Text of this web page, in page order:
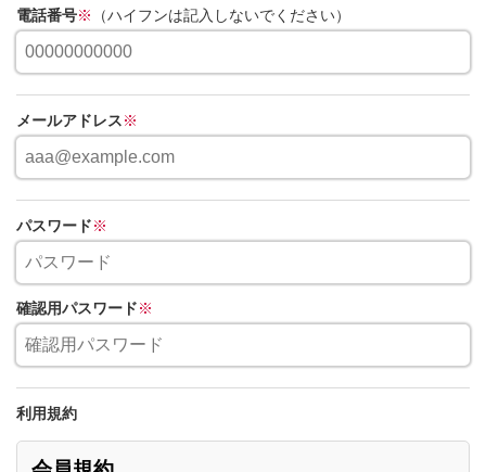
電話番号※ （ハイフンは記入しないでください）
メールアドレス※
パスワード※
確認用パスワード※
利用規約